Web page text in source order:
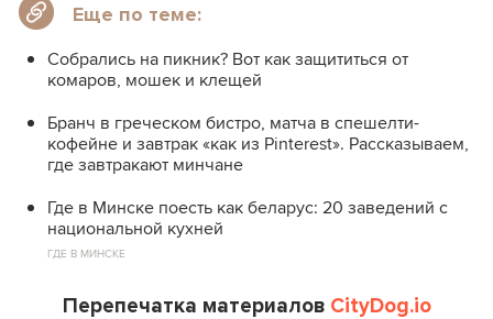
Еще по теме:
Собрались на пикник? Вот как защититься от
комаров, мошек и клещей
Бранч в греческом бистро, матча в спешелти-
кофейне и завтрак «как из Pinterest». Рассказываем,
где завтракают минчане
Где в Минске поесть как беларус: 20 заведений с
национальной кухней
ГДЕ В МИНСКЕ
Перепечатка материалов CityDog.io